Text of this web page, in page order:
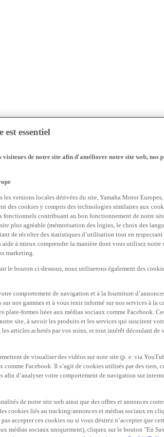
essentiel
visiteurs de notre site afin d'améliorer notre site web, nos
les versions locales dérivées du site, Yamaha Motor
des cookies y compris des technologies similaires aux
fonctionnels contribuant au bon fonctionnement de notre
plus agréable (mémorisation des logins, le choix des
de récolter des statistiques d’utilisation tout en
à mieux comprendre la manière dont vous utilisez notre
marketing.
le bouton ci-dessous, nous utiliserons également des
comportement de navigation et à la fourniture
nos gammes et à vous tenir informé sur nos services à la
plate-formes liées aux médias sociaux comme Facebook.
site, à savoir les produits et les services qui suscitent
articles achetés par vos soins, et tout intérêt découlant de
de visualiser des vidéos sur note site (p. e. via
comme Facebook. Il s’agit de cookies utilisés par des tiers,
d’analyser votre comportement de navigation sur
de notre site web ainsi que des offres et annonces
cookies liés au tracking/annonces et médias sociaux en
accepter ces cookies ou si vous désirez n’accepter que
médias sociaux uniquement), cliquez sur le bouton "En